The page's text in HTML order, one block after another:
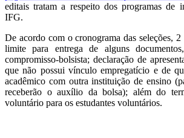
editais tratam a respeito dos programas de
IFG.
De acordo com o cronograma das seleções, 2
limite para entrega de alguns
compromisso-bolsista; declaração de
que não possui vínculo empregatício e de
acadêmico com outra instituição de ensino
receberão o auxílio da bolsa); além do
voluntário para os estudantes voluntários.